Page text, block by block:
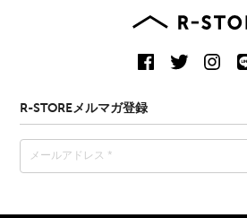
R-STOREメルマガ登録